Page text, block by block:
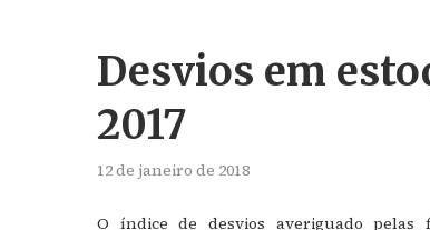
Desvios em
2017
12 de janeiro de 2018
O índice de desvios averiguado pelas